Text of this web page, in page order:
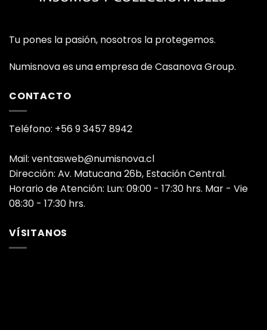
Tu pones la pasión, nosotros la protegemos.
Numisnova es una empresa de Casanova Group.
CONTACTO
Teléfono: +56 9 3457 8942
Mail: ventasweb@numisnova.cl
Dirección: Av. Matucana 26b, Estación Central.
Horario de Atención: Lun: 09:00 - 17:30 hrs. Mar - Vie
08:30 - 17:30 hrs.
VÍSITANOS